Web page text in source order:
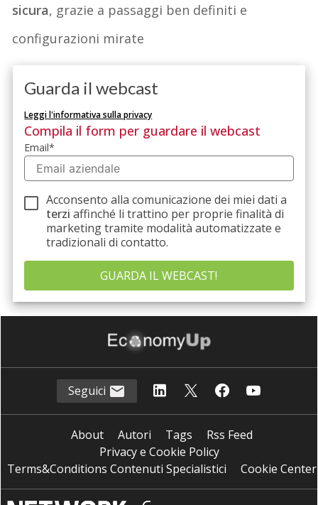
sicura, grazie a passaggi ben definiti e
configurazioni mirate
Guarda il webcast
Leggi l'informativa sulla privacy
Compila il form per guardare il webcast
Email*
Acconsento alla comunicazione dei miei dati a
terzi affinché li trattino per proprie finalità di
marketing tramite modalità automatizzate e
tradizionali di contatto.
Seguici
About Autori Tags
Rss Feed
Privacy e Cookie Policy
Terms&Conditions Contenuti Specialistici
Cookie Center